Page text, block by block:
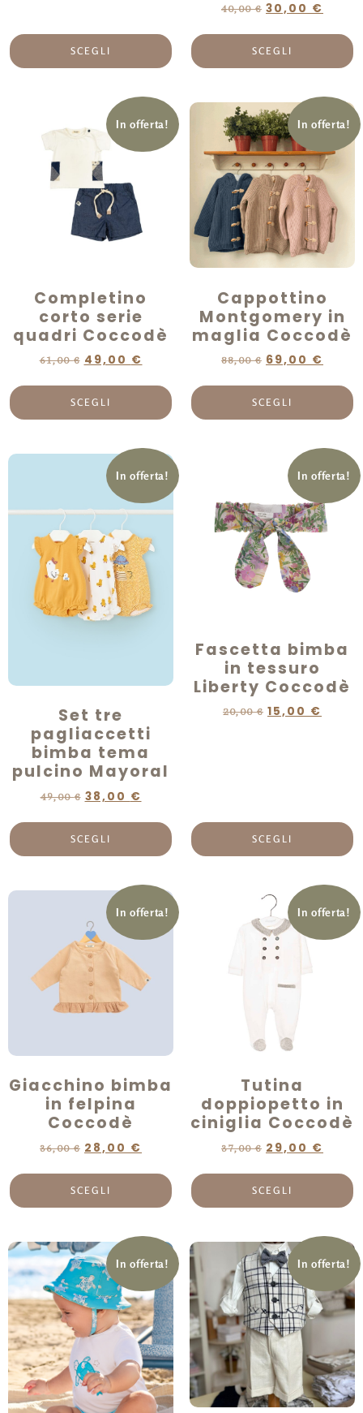
SCEGLI
40,00€ 30,00 €
SCEGLI
In offerta!
Completino
corto serie
quadri Coccodè
61,00€ 49,00 €
SCEGLI
In offerta!
Cappottino
Montgomery in
maglia Coccodè
88,00€ 69,00 €
SCEGLI
In offerta!
Set tre
pagliaccetti
bimba tema
pulcino Mayoral
49,00€ 38,00 €
SCEGLI
In offerta!
Fascetta bimba
in tessuro
Liberty Coccodè
20,00€ 15,00 €
SCEGLI
In offerta!
Giacchino bimba
in felpina
Coccodè
36,00€ 28,00 €
SCEGLI
In offerta!
Tutina
doppiopetto in
ciniglia Coccodè
37,00€ 29,00 €
SCEGLI
In offerta! In offerta!